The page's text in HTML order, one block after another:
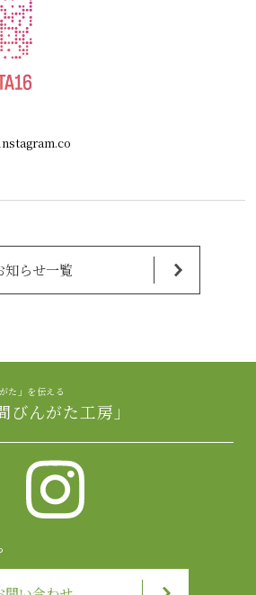
知らせ一覧
た」を伝える
んがた工房」